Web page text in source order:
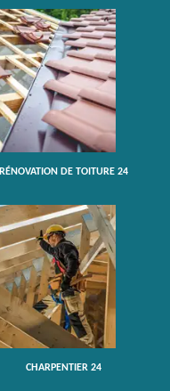
RÉNOVATION DE TOITURE 24
CHARPENTIER 24